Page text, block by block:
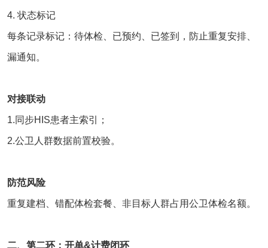
4. 状态标记
每条记录标记：待体检、已预约、已签到，防止重复安排、
漏通知。
对接联动
1.同步HIS患者主索引；
2.公卫人群数据前置校验。
防范风险
重复建档、错配体检套餐、非目标人群占用公卫体检名额。
二、第二环：开单&计费闭环